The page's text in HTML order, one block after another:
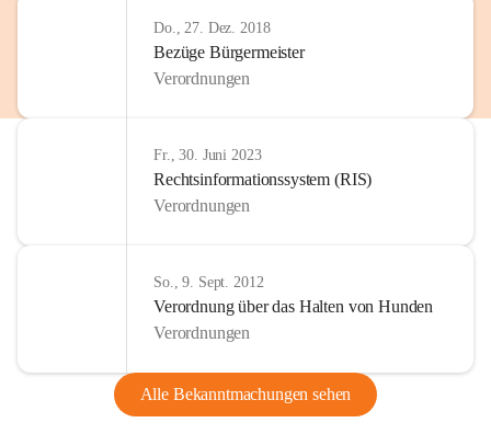
Do., 27. Dez. 2018
Bezüge Bürgermeister
Verordnungen
Fr., 30. Juni 2023
Rechtsinformationssystem (RIS)
Verordnungen
So., 9. Sept. 2012
Verordnung über das Halten von Hunden
Verordnungen
Alle Bekanntmachungen sehen